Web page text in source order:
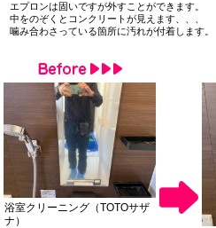
エプロンは固いですが外すことができます。
中をのぞくとコンクリートが見えます、、、
噛み合わさっている箇所に汚れが付着します。
浴室クリーニング（TOTOサザ
ナ）